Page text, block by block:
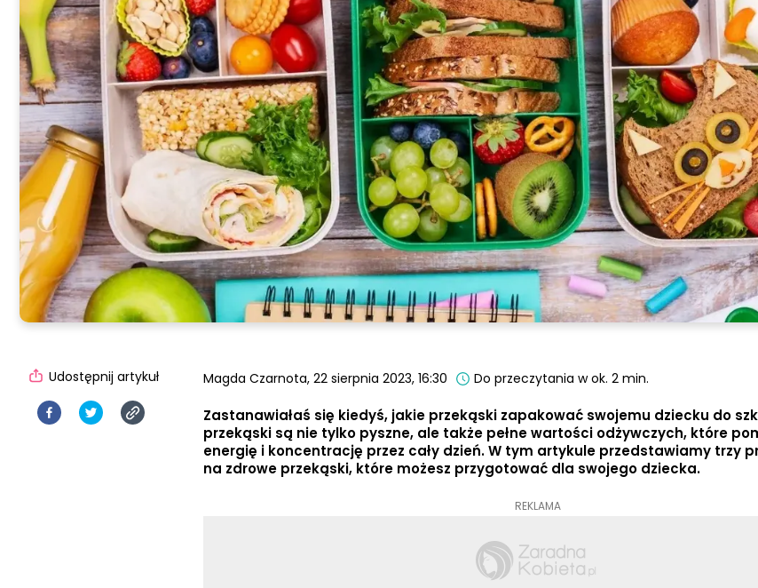
Magda Czarnota, 22 sierpnia 2023, 16:30 Do przeczytania w ok. 2 min.
Zastanawiałaś się kiedyś, jakie przekąski zapakować swojemu dziecku do
przekąski są nie tylko pyszne, ale także pełne wartości odżywczych, które
energię i koncentrację przez cały dzień. W tym artykule przedstawiamy trzy
na zdrowe przekąski, które możesz przygotować dla swojego dziecka.
REKLAMA
Udostępnij artykuł